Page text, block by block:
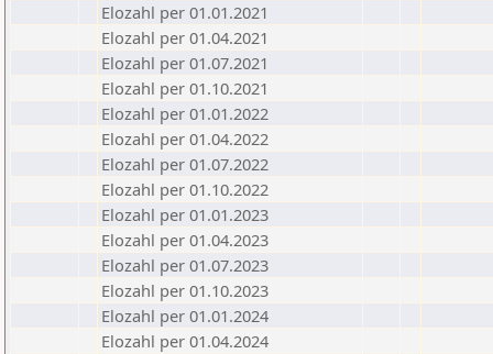
Elozahl per 01.01.2021
Elozahl per 01.04.2021
Elozahl per 01.07.2021
Elozahl per 01.10.2021
Elozahl per 01.01.2022
Elozahl per 01.04.2022
Elozahl per 01.07.2022
Elozahl per 01.10.2022
Elozahl per 01.01.2023
Elozahl per 01.04.2023
Elozahl per 01.07.2023
Elozahl per 01.10.2023
Elozahl per 01.01.2024
Elozahl per 01.04.2024